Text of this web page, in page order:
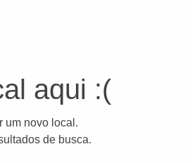
aqui :(
um novo local.
de busca.